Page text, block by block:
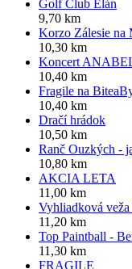
Golf Club Elán
9,70 km
Korzo Zálesie na
10,30 km
Koncert
10,40 km
Fragile na
10,40 km
Dračí hrádok
10,50 km
Ranč Ouzkých -
10,80 km
AKCIA LETA
11,00 km
Vyhliadková
11,20 km
Top Paintball -
11,30 km
FRAGILE